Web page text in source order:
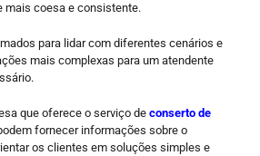
mais coesa e consistente.
para lidar com diferentes cenários e
mais complexas para um atendente
que oferece o serviço de conserto de
fornecer informações sobre o
os clientes em soluções simples e